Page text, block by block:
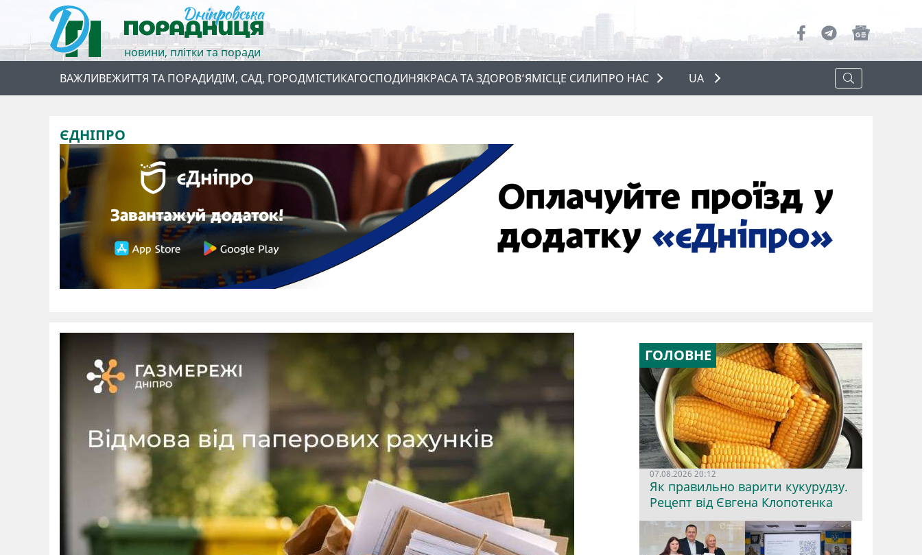
новини, плітки та поради
ВАЖЛИВЕЖИТТЯ ТА ПОРАДИДІМ, САД, ГОРОДМІСТИКАГОСПОДИНЯКРАСА ТА ЗДОРОВ’ЯМІСЦЕ СИЛИПРО НАС
ПРО НАС
UA
ЄДНІПРО
ГОЛОВНЕ
07.08.2026 20:12
Як правильно варити кукурудзу.
Рецепт від Євгена Клопотенка